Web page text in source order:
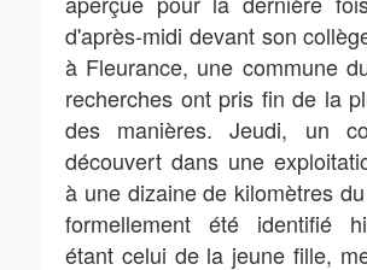
d'après-midi devant son
à Fleurance, une commune
recherches ont pris fin de la
des manières. Jeudi, un
découvert dans une
à une dizaine de kilomètres
formellement été identifié
étant celui de la jeune fille,